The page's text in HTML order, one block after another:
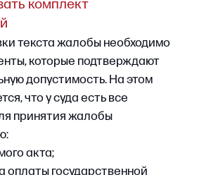
банкротству
со следующими
срока обжалования
срока;
приложений
подтверждение
направления